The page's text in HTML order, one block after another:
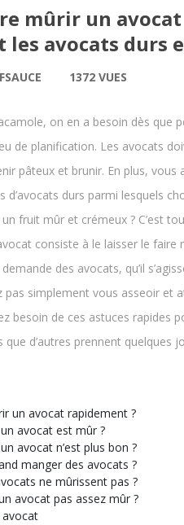
mûrir un
avocats durs
1372 VUES
on en a besoin dès que
de planification. Les avocats
pâteux et brunir. En plus, vous
d’avocats durs parmi lesquels
fruit mûr et crémeux ? C’est
consiste à le laisser le
des avocats, qu’il
pas simplement vous asseoir et
besoin de ces astuces rapides
que d’autres prennent quelques
un avocat rapidement ?
avocat est mûr ?
avocat n’est plus bon ?
manger des avocats ?
ne mûrissent pas ?
avocat pas assez mûr ?